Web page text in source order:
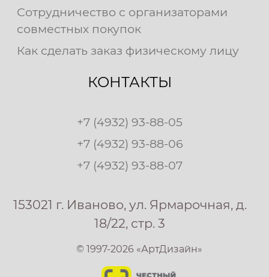
Сотрудничество с организаторами
совместных покупок
Как сделать заказ физическому лицу
КОНТАКТЫ
+7 (4932) 93-88-05
+7 (4932) 93-88-06
+7 (4932) 93-88-07
153021 г. Иваново, ул. Ярмарочная, д.
18/22, стр. 3
© 1997-2026 «АртДизайн»